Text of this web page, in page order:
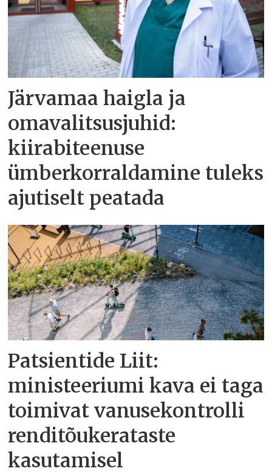
Järvamaa haigla ja
omavalitsusjuhid:
kiirabiteenuse
ümberkorraldamine tuleks
ajutiselt peatada
Patsientide Liit:
ministeeriumi kava ei taga
toimivat vanusekontrolli
renditõukerataste
kasutamisel